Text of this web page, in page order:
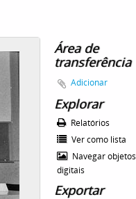
Área de
transferência
Adicionar
Explorar
Relatórios
Ver como lista
Navegar objetos
digitais
Exportar